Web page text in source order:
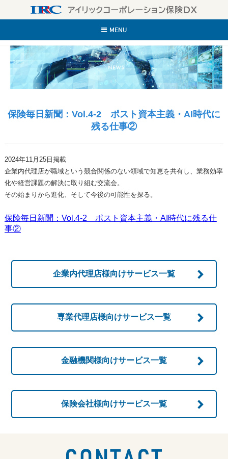
MENU
保険毎日新聞：Vol.4-2 ポスト資本主義・AI時代に
残る仕事②
2024年11月25日掲載
企業内代理店が職域という競合関係のない領域で知恵を共有し、業務効率
化や経営課題の解決に取り組む交流会。
その始まりから進化、そして今後の可能性を探る。
保険毎日新聞：Vol.4-2 ポスト資本主義・AI時代に残る仕
事②
企業内代理店様向けサービス一覧
専業代理店様向けサービス一覧
金融機関様向けサービス一覧
保険会社様向けサービス一覧
お問い合わせ